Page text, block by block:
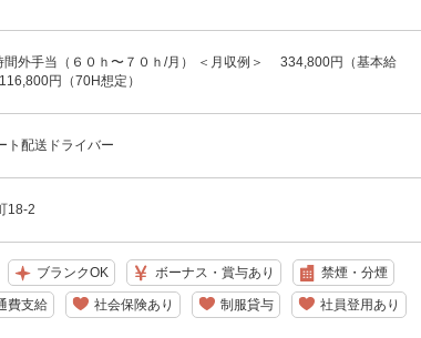
外手当（６０ｈ〜７０ｈ/月） ＜月収例＞ 334,800円（基本給
円（70H想定）
ト配送ドライバー
18-2
ブランクOK ボーナス・賞与あり 禁煙・分煙
費支給 社会保険あり 制服貸与 社員登用あり